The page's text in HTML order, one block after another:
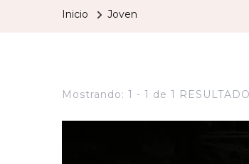
Inicio Joven
Mostrando: 1 - 1 de 1